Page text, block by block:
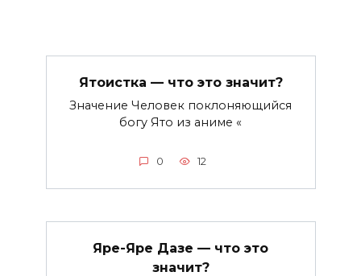
Ятоистка — что это значит?
Значение Человек поклоняющийся
богу Ято из аниме «
0 12
Яре-Яре Дазе — что это
значит?